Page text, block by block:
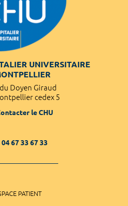
UNIVERSITAIRE
Doyen Giraud
cedex 5
le CHU
04 67 33 67 33
PATIENT